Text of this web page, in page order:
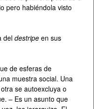
pero habiéndola visto
deldestripe en sus
de esferas de
muestra social. Una
se autoexcluya o
– Es un asunto que